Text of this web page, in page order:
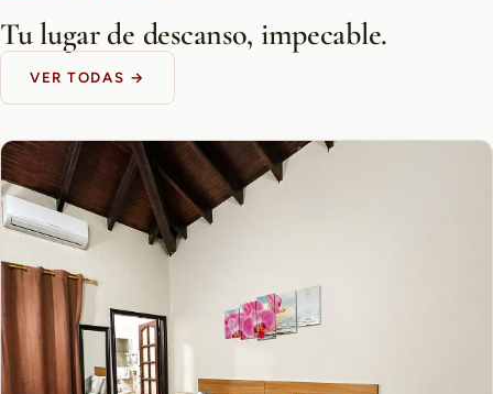
Tu lugar de descanso, impecable.
VER TODAS →